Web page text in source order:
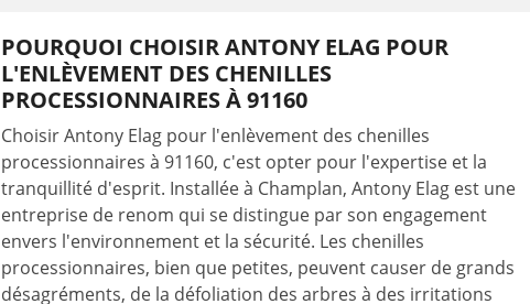
POURQUOI CHOISIR ANTONY ELAG POUR
L'ENLÈVEMENT DES CHENILLES
PROCESSIONNAIRES À 91160
Choisir Antony Elag pour l'enlèvement des chenilles
processionnaires à 91160, c'est opter pour l'expertise et la
tranquillité d'esprit. Installée à Champlan, Antony Elag est une
entreprise de renom qui se distingue par son engagement
envers l'environnement et la sécurité. Les chenilles
processionnaires, bien que petites, peuvent causer de grands
désagréments, de la défoliation des arbres à des irritations